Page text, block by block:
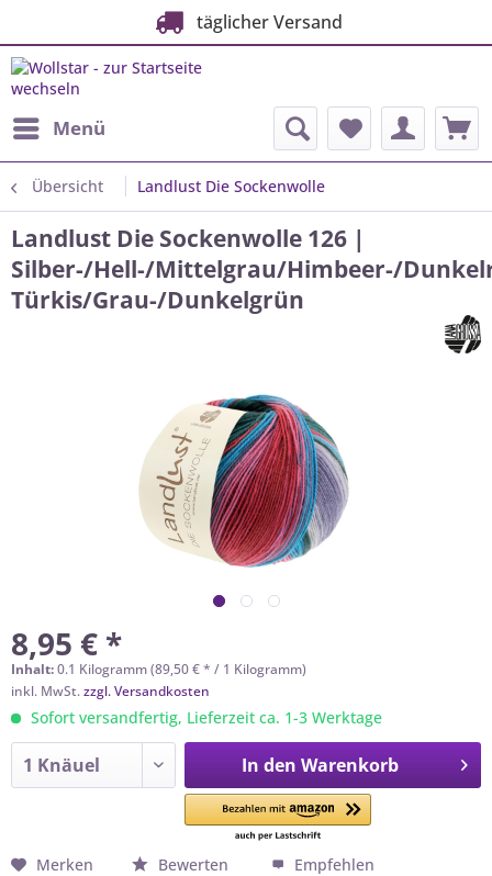
täglicher Versand
Menü
Übersicht Landlust Die Sockenwolle
Landlust Die Sockenwolle 126 |
Silber-/Hell-/Mittelgrau/Himbeer-/
Türkis/Grau-/Dunkelgrün
8,95 € *
Inhalt:0.1 Kilogramm (89,50 € * / 1 Kilogramm)
inkl. MwSt.zzgl. Versandkosten
Sofort versandfertig, Lieferzeit ca. 1-3 Werktage
In den Warenkorb
Merken Bewerten Empfehlen